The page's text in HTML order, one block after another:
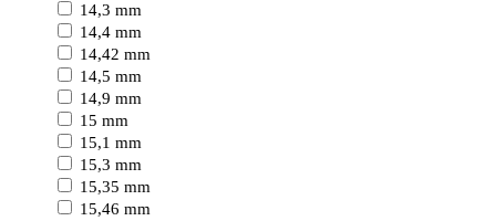
14,3 mm
14,4 mm
14,42 mm
14,5 mm
14,9 mm
15 mm
15,1 mm
15,3 mm
15,35 mm
15,46 mm